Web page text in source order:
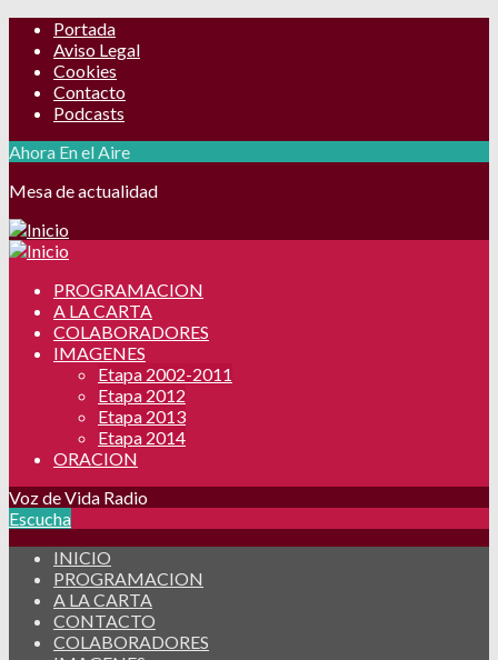
Portada
Aviso Legal
Cookies
Contacto
Podcasts
Ahora En el Aire
Mesa de actualidad
PROGRAMACION
A LA CARTA
COLABORADORES
IMAGENES
Etapa 2002-2011
Etapa 2012
Etapa 2013
Etapa 2014
ORACION
Voz de Vida Radio
Escucha
INICIO
PROGRAMACION
A LA CARTA
CONTACTO
COLABORADORES